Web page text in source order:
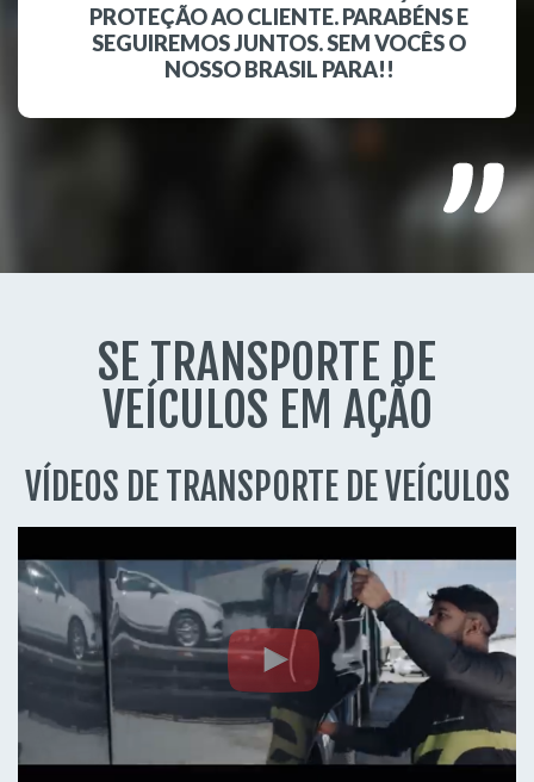
PROTEÇÃO AO CLIENTE. PARABÉNS E
SEGUIREMOS JUNTOS. SEM VOCÊS O
NOSSO BRASIL PARA!!
SE TRANSPORTE DE
VEÍCULOS EM AÇÃO
VÍDEOS DE TRANSPORTE DE VEÍCULOS